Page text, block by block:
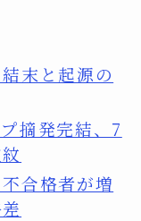
末と起源の
摘発完結、7
合格者が増